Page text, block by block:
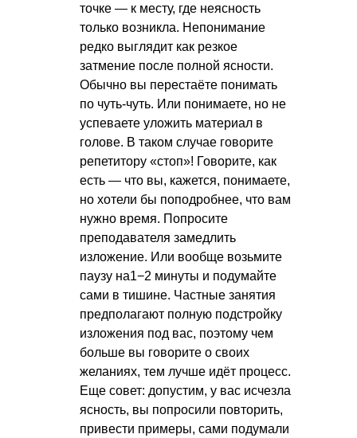
точке — к месту, где неясность
только возникла. Непонимание
редко выглядит как резкое
затмение после полной ясности.
Обычно вы перестаёте понимать
по чуть-чуть. Или понимаете, но не
успеваете уложить материал в
голове. В таком случае говорите
репетитору «стоп»! Говорите, как
есть — что вы, кажется, понимаете,
но хотели бы поподробнее, что вам
нужно время. Попросите
преподавателя замедлить
изложение. Или вообще возьмите
паузу на1−2 минуты и подумайте
сами в тишине. Частные занятия
предполагают полную подстройку
изложения под вас, поэтому чем
больше вы говорите о своих
желаниях, тем лучше идёт процесс.
Еще совет: допустим, у вас исчезла
ясность, вы попросили повторить,
привести примеры, сами подумали